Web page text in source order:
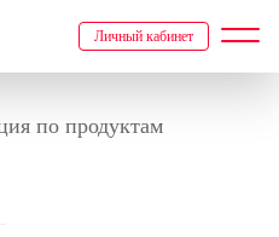
Личный кабинет
по продуктам